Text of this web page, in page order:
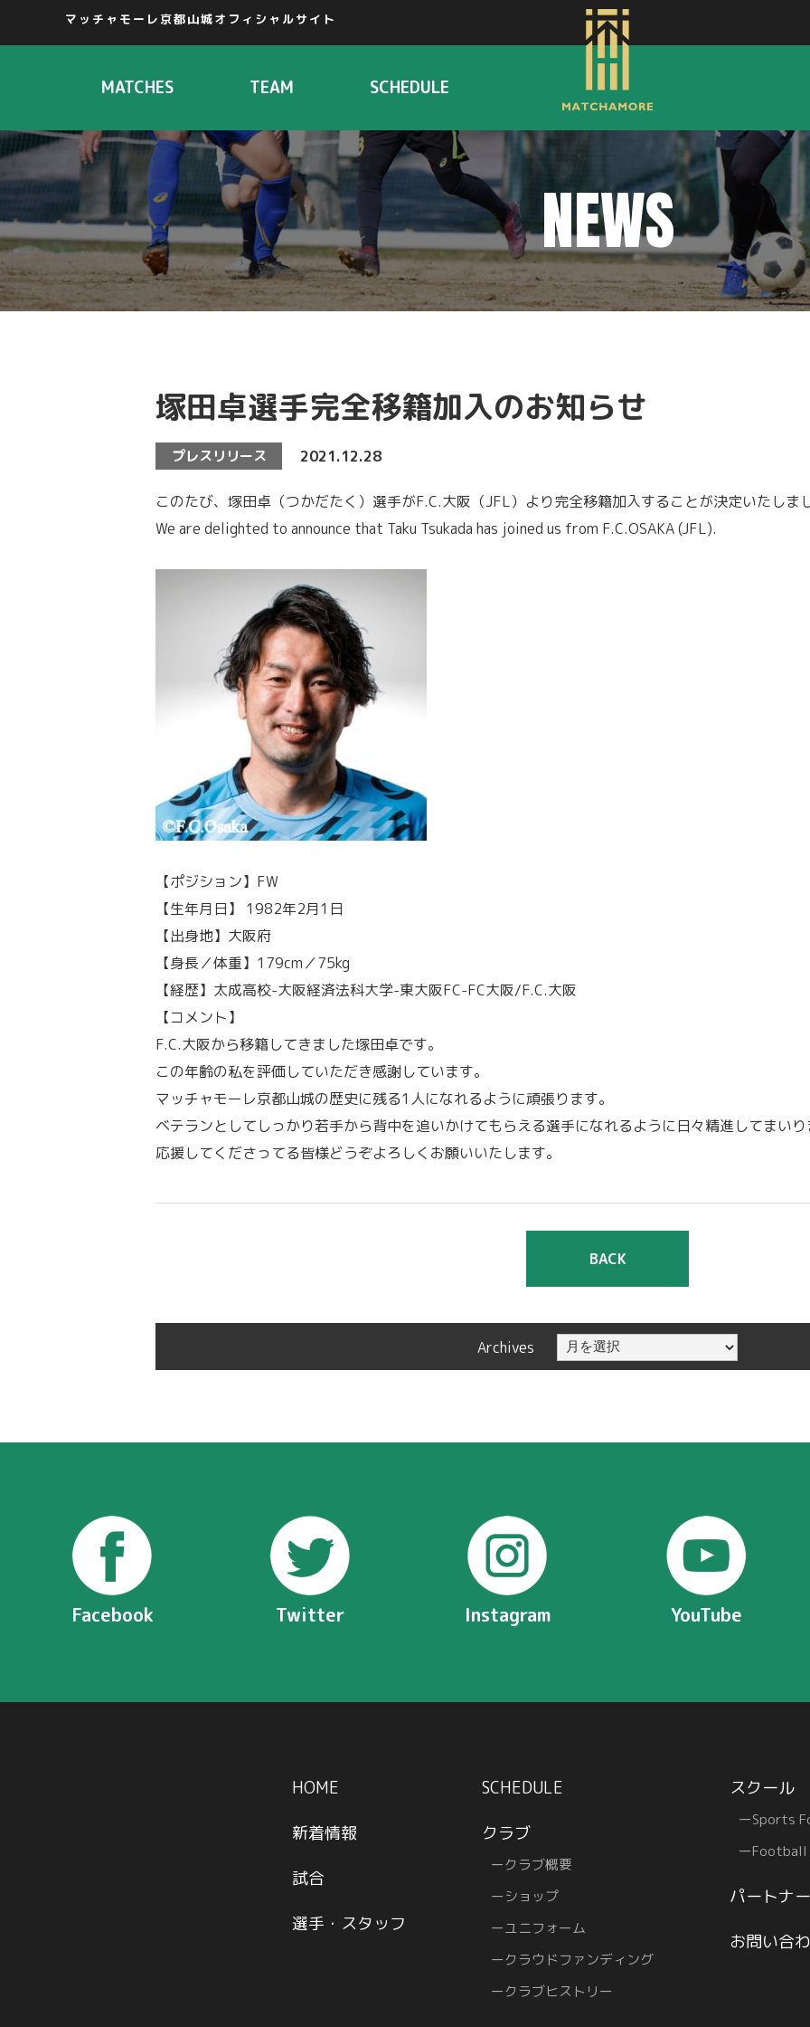
マッチャモーレ京都山城オフィシャルサイト
MATCHES TEAM SCHEDULE
NEWS
塚田卓選手完全移籍加入のお知らせ
プレスリリース 2021.12.28
このたび、塚田卓（つかだたく）選手がF.C.大阪（JFL）より完全移籍加入することが決定いたしま
We are delighted to announce that Taku Tsukada has joined us from F.C.OSAKA (JFL).
【ポジション】FW
【生年月日】 1982年2月1日
【出身地】大阪府
【身長／体重】179cm／75kg
【経歴】太成高校-大阪経済法科大学-東大阪FC-FC大阪/F.C.大阪
【コメント】
F.C.大阪から移籍してきました塚田卓です。
この年齢の私を評価していただき感謝しています。
マッチャモーレ京都山城の歴史に残る1人になれるように頑張ります。
ベテランとしてしっかり若手から背中を追いかけてもらえる選手になれるように日々精進してまい
応援してくださってる皆様どうぞよろしくお願いいたします。
BACK
Archives
Facebook Twitter Instagram YouTube
HOME
新着情報
試合
選手・スタッフ
SCHEDULE
クラブ
クラブ概要
ショップ
ユニフォーム
クラウドファンディング
クラブヒストリー
スクール
Sports
Football
パートナー
お問い合